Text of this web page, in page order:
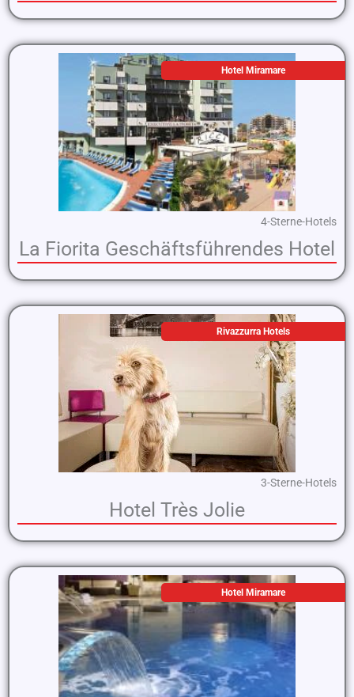
Hotel Miramare
4-Sterne-Hotels
La Fiorita Geschäftsführendes Hotel
Rivazzurra Hotels
3-Sterne-Hotels
Hotel Très Jolie
Hotel Miramare